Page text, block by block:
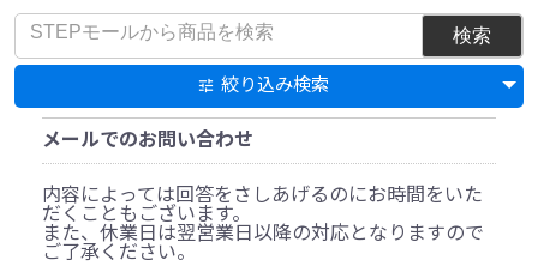
絞り込み検索
メールでのお問い合わせ
内容によっては回答をさしあげるのにお時間をいた
だくこともございます。
また、休業日は翌営業日以降の対応となりますので
ご了承ください。